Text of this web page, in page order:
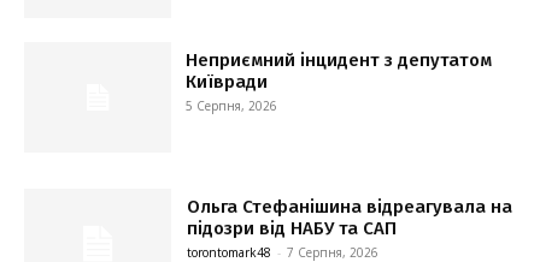
Неприємний інцидент з депутатом
Київради
5 Серпня, 2026
Ольга Стефанішина відреагувала на
підозри від НАБУ та САП
torontomark48 - 7 Серпня, 2026